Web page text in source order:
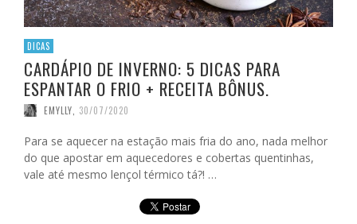
DICAS
CARDÁPIO DE INVERNO: 5 DICAS PARA
ESPANTAR O FRIO + RECEITA BÔNUS.
EMYLLY 30/07/2020
Para se aquecer na estação mais fria do ano, nada melhor
do que apostar em aquecedores e cobertas quentinhas,
vale até mesmo lençol térmico tá?! …